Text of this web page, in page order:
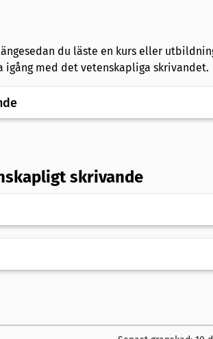
du läste en kurs eller
med det vetenskapliga skrivandet.
skrivande